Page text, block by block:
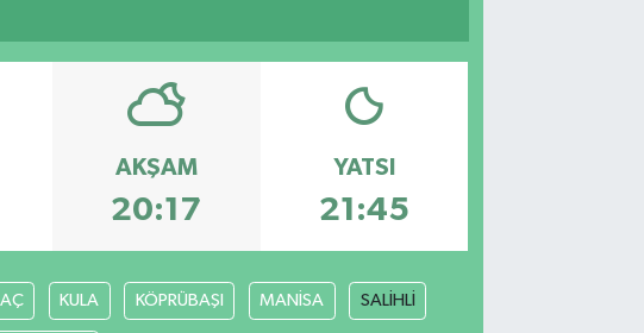
AKŞAM
20:17
YATSI
21:45
KULA KÖPRÜBAŞI MANİSA SALİHLİ